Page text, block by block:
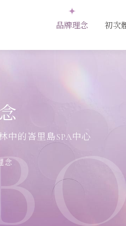
品牌理念 初次
中的峇里島SPA中心
念